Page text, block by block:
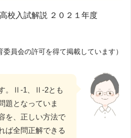
委員会の許可を得て掲載しています）
。Ⅱ-1、Ⅱ-2とも
題となっていま
を、正しい方法で
ば全問正解できる